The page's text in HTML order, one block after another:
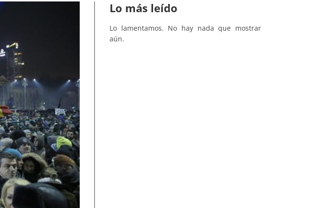
Lo más leído
Lo lamentamos. No hay nada que mostrar
aún.